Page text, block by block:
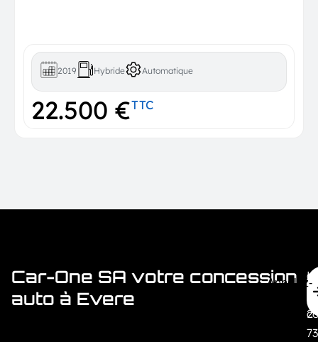
2019 Hybride Automatique
22.500 €TTC
Car-One SA votre concession
auto à Evere
2
Appelez-